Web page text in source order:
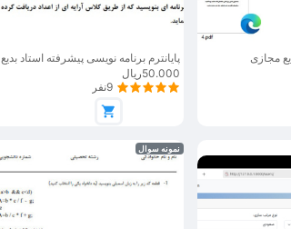
مجازی
پایانترم برنامه نویسی پیشرفته استاد بدیع
50.000ریال
9نفر
نمونه سوال